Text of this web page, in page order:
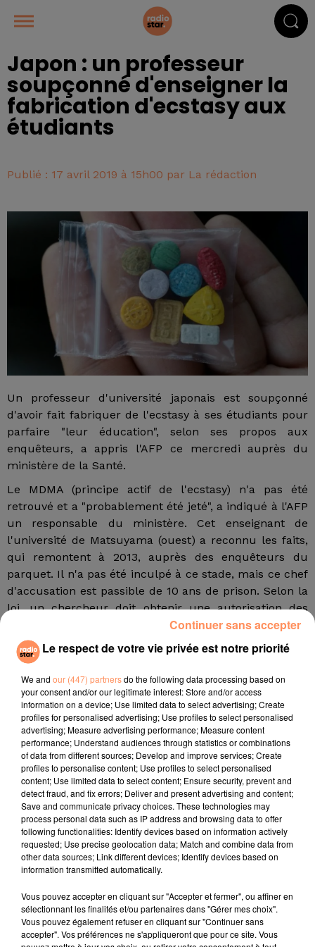
Japon : un professeur
soupçonné d'enseigner la
fabrication d'ecstasy aux
étudiants
Publié : 17 avril 2019 à 15h00 par La rédaction
Un professeur d'université japonais est soupçonné
d'avoir fait fabriquer de l'ecstasy à ses étudiants pour
parfaire "leur éducation", selon ses propos aux
enquêteurs, a appris l'AFP ce mercredi auprès du
ministère de la Santé.
Le MDMA (principe actif de l'ecstasy) n'a pas été
retrouvé et a "probablement été jeté", a indiqué à l'AFP
un responsable du ministère. Cet enseignant de
l'université de Matsuyama (ouest) a reconnu les faits,
qui remontent à 2013, auprès des enquêteurs du
parquet. Il n'a pas été inculpé à ce stade, mais ce chef
d'accusation est passible de 10 ans de prison. Selon la
loi, un chercheur doit obtenir une autorisation des
autorités régionales pour fabriquer des stupéfiants à
des fins académiques.
Le professeur de pharmacologie de 61 ans a aussi,
d'après les investigations, fait produire l'an dernier à
ses élèves une drogue appelée 5F-QUPIC (ou 5F-PB-
22), similaire au cannabis, et interdite au Japon en
2014 pour sa possible responsabilité dans des
accidents de la route. L'archipel possède une
législation très sévère contre les stupéfiants.
fil actus
4 juillet 2022
Radio Star Live avec Dadju
27 juin 2022
relation extras et...
27 juin 2022
Le respect de votre vie privée est notre priorité
We and our (447) partnersdo the following data processing based on
your consent and/or our legitimate interest: Store and/or access
information on a device; Use limited data to select advertising; Create
profiles for personalised advertising; Use profiles to select personalised
advertising; Measure advertising performance; Measure content
performance; Understand audiences through statistics or combinations
of data from different sources; Develop and improve services; Create
profiles to personalise content; Use profiles to select personalised
content; Use limited data to select content; Ensure security, prevent and
detect fraud, and fix errors; Deliver and present advertising and content;
Save and communicate privacy choices. These technologies may
process personal data such as IP address and browsing data to offer
following functionalities: Identify devices based on information actively
requested; Use precise geolocation data; Match and combine data from
other data sources; Link different devices; Identify devices based on
information transmitted automatically.
Vous pouvez accepter en cliquant sur "Accepter et fermer", ou affiner en
sélectionnant les finalités et/ou partenaires dans "Gérer mes choix".
Vous pouvez également refuser en cliquant sur "Continuer sans
accepter". Vos préférences ne s'appliqueront que pour ce site. Vous
Continuer sans accepter